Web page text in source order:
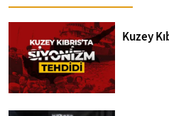
Kuzey